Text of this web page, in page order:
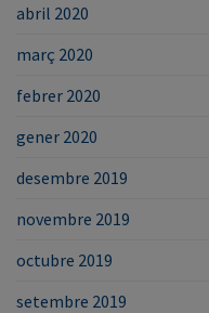
abril 2020
març 2020
febrer 2020
gener 2020
desembre 2019
novembre 2019
octubre 2019
setembre 2019